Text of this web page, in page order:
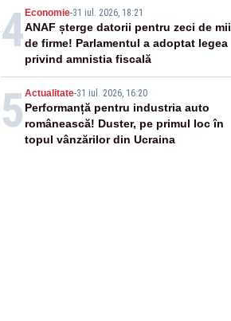
4 Economie-31 iul. 2026, 18:21
ANAF șterge datorii pentru zeci de mii
de firme! Parlamentul a adoptat legea
privind amnistia fiscală
5 Actualitate-31 iul. 2026, 16:20
Performanță pentru industria auto
românească! Duster, pe primul loc în
topul vânzărilor din Ucraina